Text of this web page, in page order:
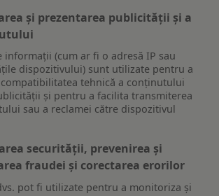
și prezentarea publicității și a
informații (cum ar fi o adresă IP sau
dispozitivului) sunt utilizate pentru a
tehnică a conținutului
și pentru a facilita transmiterea
sau a reclamei către dispozitivul
securității, prevenirea și
fraudei și corectarea erorilor
pot fi utilizate pentru a monitoriza și